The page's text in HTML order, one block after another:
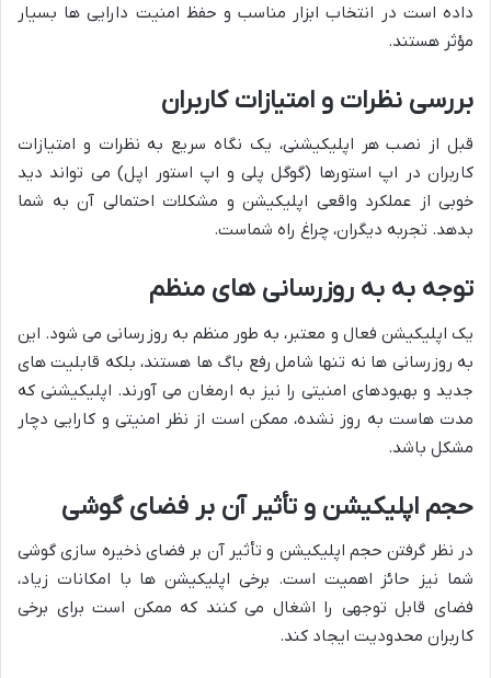
داده است در انتخاب ابزار مناسب و حفظ امنیت دارایی ها بسیار
مؤثر هستند.
بررسی نظرات و امتیازات کاربران
قبل از نصب هر اپلیکیشنی، یک نگاه سریع به نظرات و امتیازات
کاربران در اپ استورها (گوگل پلی و اپ استور اپل) می تواند دید
خوبی از عملکرد واقعی اپلیکیشن و مشکلات احتمالی آن به شما
بدهد. تجربه دیگران، چراغ راه شماست.
توجه به به روزرسانی های منظم
یک اپلیکیشن فعال و معتبر، به طور منظم به روزرسانی می شود. این
به روزرسانی ها نه تنها شامل رفع باگ ها هستند، بلکه قابلیت های
جدید و بهبودهای امنیتی را نیز به ارمغان می آورند. اپلیکیشنی که
مدت هاست به روز نشده، ممکن است از نظر امنیتی و کارایی دچار
مشکل باشد.
حجم اپلیکیشن و تأثیر آن بر فضای گوشی
در نظر گرفتن حجم اپلیکیشن و تأثیر آن بر فضای ذخیره سازی گوشی
شما نیز حائز اهمیت است. برخی اپلیکیشن ها با امکانات زیاد،
فضای قابل توجهی را اشغال می کنند که ممکن است برای برخی
کاربران محدودیت ایجاد کند.